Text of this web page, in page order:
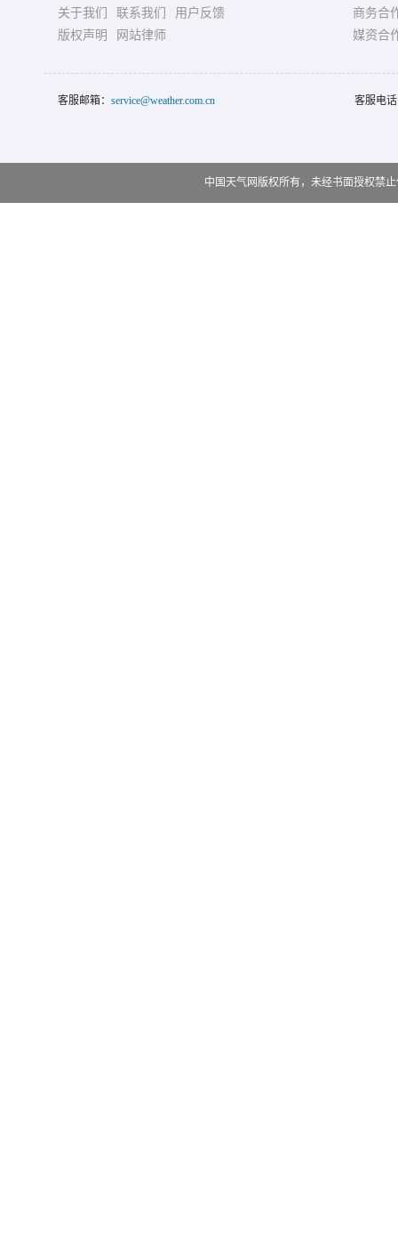
关于我们 联系我们
用户反馈
版权声明
网站律师
商务合
媒资合
客服邮箱： service@weather.com.cn 客服电
中国天气网版权所有，未经书面授权